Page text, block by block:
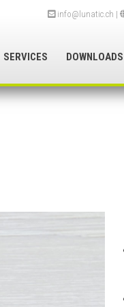
info@lunatic.ch |
SERVICES DOWNLOADS